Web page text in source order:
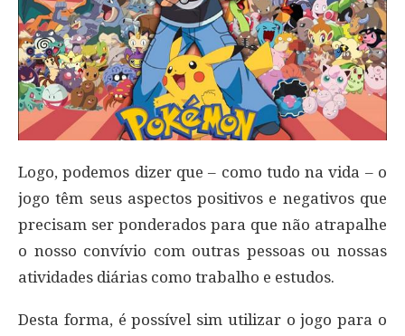
Logo, podemos dizer que – como tudo na vida – o
jogo têm seus aspectos positivos e negativos que
precisam ser ponderados para que não atrapalhe
o nosso convívio com outras pessoas ou nossas
atividades diárias como trabalho e estudos.
Desta forma, é possível sim utilizar o jogo para o